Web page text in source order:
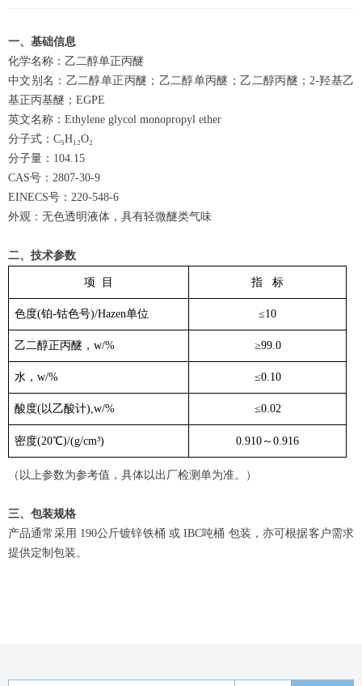
一、基础信息
化学名称：乙二醇单正丙醚
中文别名：乙二醇单正丙醚；乙二醇单丙醚； 乙二醇丙醚 ； 2-羟基乙
基正丙基醚；EGPE
英文名称：Ethylene glycol monopropyl ether
分子式：C₅H₁₂O₂
分子量：104.15
CAS号：2807-30-9
EINECS号：220-548-6
外观：无色透明液体，具有轻微醚类气味
二、技术参数
项 目 指 标
色度(铂-钴色号)/Hazen单位 ≤10
乙二醇正丙醚，w/% ≥99.0
水，w/% ≤0.10
酸度(以乙酸计),w/% ≤0.02
密度(20℃)/(g/cm³) 0.910～0.916
（以上参数为参考值，具体以出厂检测单为准。）
三、包装规格
产品通常采用 190公斤镀锌铁桶 或 IBC吨桶 包装，亦可根据客户需求
提供定制包装。